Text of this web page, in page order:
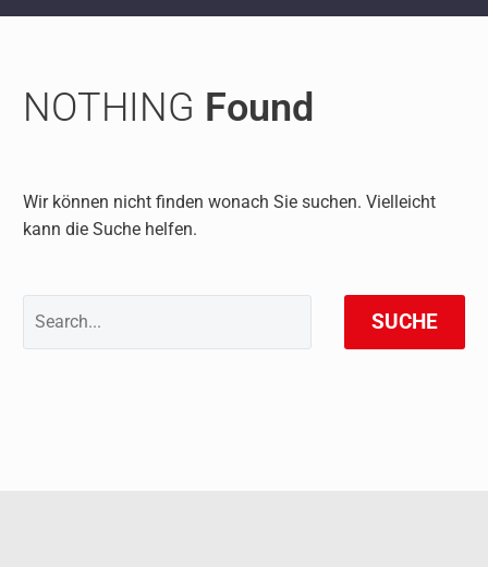
NOTHING Found
Wir können nicht finden wonach Sie suchen. Vielleicht
kann die Suche helfen.
SUCHE